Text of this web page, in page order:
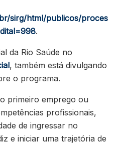
sirg/html/publicos/proces
.
da Rio Saúde no
, também está divulgando
o programa.
primeiro emprego ou
profissionais,
de ingressar no
e iniciar uma trajetória de